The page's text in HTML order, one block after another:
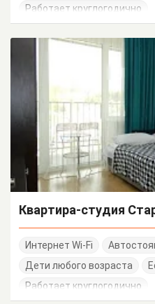
Работает круглогодично
Квартира-студия
Интернет Wi-Fi
Дети любого возраста
Работает круглогодично